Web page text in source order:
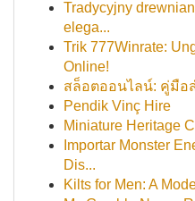
Tradycyjny
elega...
Trik 777Winrate:
Online!
สล็อตออนไลน์: คู่มือ
Pendik Vinç Hire
Miniature Heritage
Importar Monster
Dis...
Kilts for Men: A